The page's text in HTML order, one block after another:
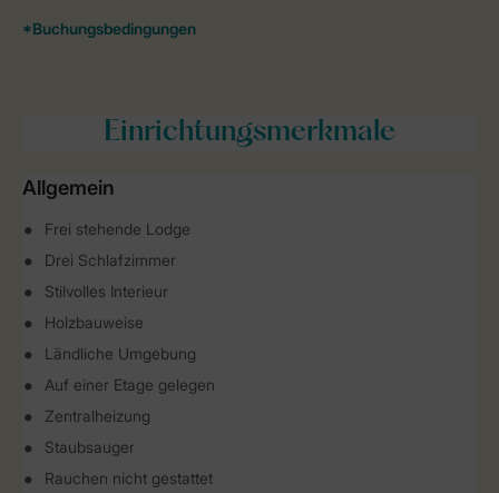
Einrichtungsmerkmale
Allgemein
Frei stehende Lodge
Drei Schlafzimmer
Stilvolles Interieur
Holzbauweise
Ländliche Umgebung
Auf einer Etage gelegen
Zentralheizung
Staubsauger
Rauchen nicht gestattet